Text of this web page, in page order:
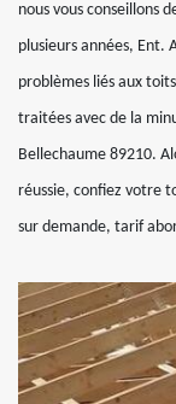
nous vous conseillons
plusieurs années, Ent.
problèmes liés aux
traitées avec de la
Bellechaume 89210.
réussie, confiez votre
sur demande, tarif